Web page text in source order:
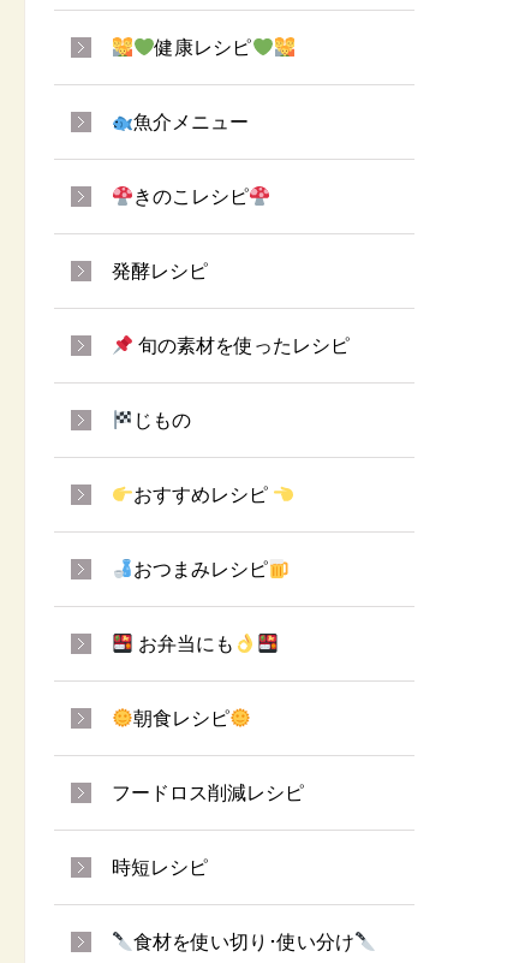
健康レシピ
魚介メニュー
きのこレシピ
発酵レシピ
旬の素材を使ったレシピ
じもの
おすすめレシピ
おつまみレシピ
お弁当にも
朝食レシピ
フードロス削減レシピ
時短レシピ
食材を使い切り･使い分け